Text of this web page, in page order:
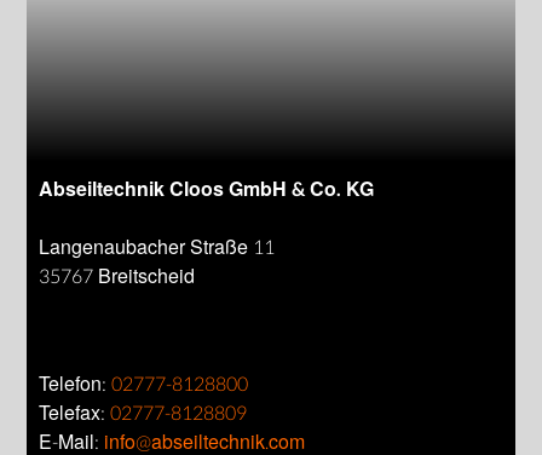
Abseiltechnik Cloos GmbH & Co. KG
Langenaubacher Straße 11
35767 Breitscheid
Telefon:02777-8128800
Telefax:02777-8128809
E-Mail: info@abseiltechnik.com